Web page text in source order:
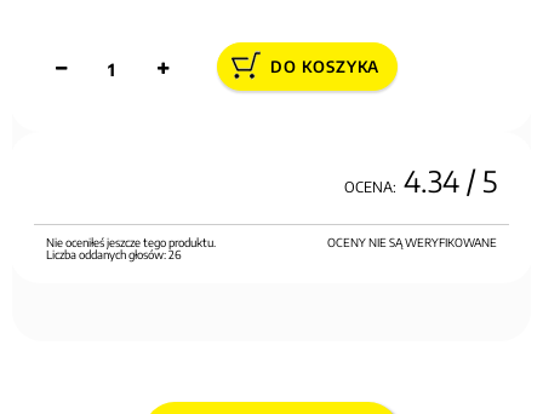
DO KOSZYKA
OCENA: 4.34 / 5
OCENY NIE SĄ WERYFIKOWANE
Nie oceniłeś jeszcze tego produktu.
Liczba oddanych głosów:26